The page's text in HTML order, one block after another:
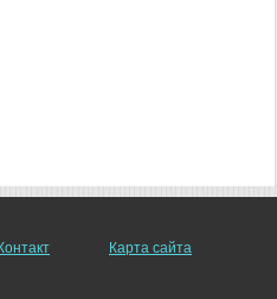
Контакт
Карта сайта